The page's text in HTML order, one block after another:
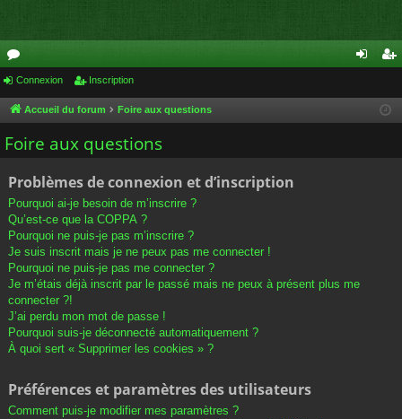
or
u
m
cri
Connexion Inscription
Accueil du forum Foire aux questions
Foire aux questions
Problèmes de connexion et d’inscription
Pourquoi ai-je besoin de m’inscrire ?
Qu’est-ce que la COPPA ?
Pourquoi ne puis-je pas m’inscrire ?
Je suis inscrit mais je ne peux pas me connecter !
Pourquoi ne puis-je pas me connecter ?
Je m’étais déjà inscrit par le passé mais ne peux à présent plus me
connecter ?!
J’ai perdu mon mot de passe !
Pourquoi suis-je déconnecté automatiquement ?
À quoi sert « Supprimer les cookies » ?
Préférences et paramètres des utilisateurs
Comment puis-je modifier mes paramètres ?